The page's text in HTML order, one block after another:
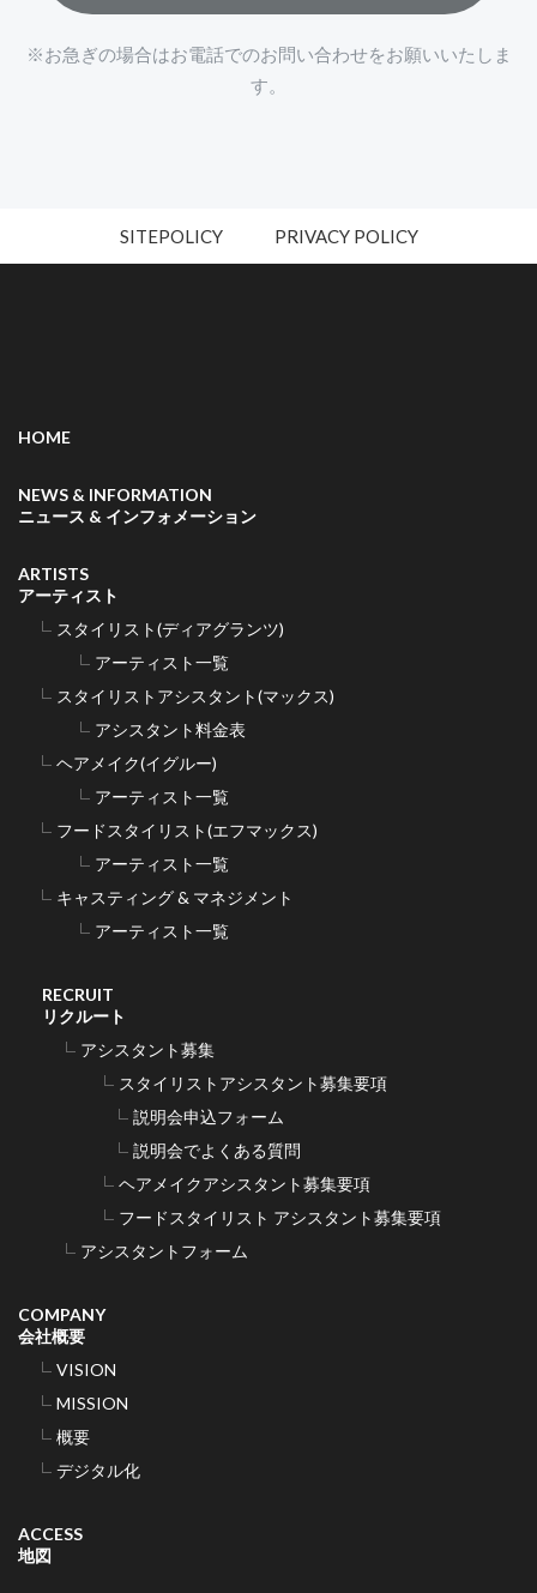
※お急ぎの場合はお電話でのお問い合わせをお願いいたしま
す。
SITEPOLICY PRIVACY POLICY
HOME
NEWS & INFORMATION
ニュース & インフォメーション
ARTISTS
アーティスト
スタイリスト(ディアグランツ)
アーティスト一覧
スタイリストアシスタント(マックス)
アシスタント料金表
ヘアメイク(イグルー)
アーティスト一覧
フードスタイリスト(エフマックス)
アーティスト一覧
キャスティング & マネジメント
アーティスト一覧
RECRUIT
リクルート
アシスタント募集
スタイリストアシスタント募集要項
説明会申込フォーム
説明会でよくある質問
ヘアメイクアシスタント募集要項
フードスタイリスト アシスタント募集要項
アシスタントフォーム
COMPANY
会社概要
VISION
MISSION
概要
デジタル化
ACCESS
地図